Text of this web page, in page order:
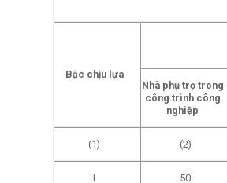
Bậc chịu lựa
Nhà phụ trợ trong
công trình công
nghiệp
(1) (2)
I 50